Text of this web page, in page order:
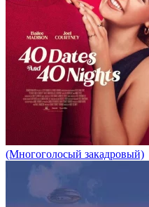
(Многоголосый закадровый)